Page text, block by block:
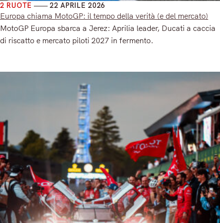
2 RUOTE 22 APRILE 2026
Europa chiama MotoGP: il tempo della verità (e del mercato)
MotoGP Europa sbarca a Jerez: Aprilia leader, Ducati a caccia
di riscatto e mercato piloti 2027 in fermento.